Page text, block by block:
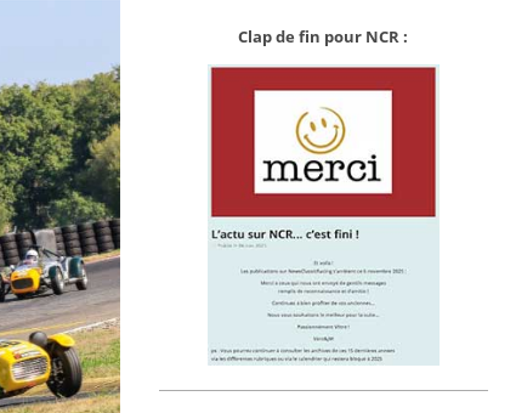
Clap de fin pour NCR :